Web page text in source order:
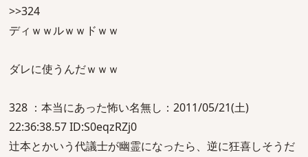
>>324
ディｗｗルｗｗドｗｗ
ダレに使うんだｗｗｗ
328 ：本当にあった怖い名無し：2011/05/21(土)
22:36:38.57 ID:S0eqzRZj0
辻本とかいう代議士が幽霊になったら、逆に狂喜しそうだ